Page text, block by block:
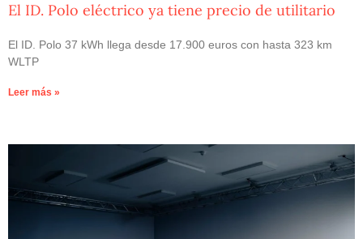
El ID. Polo eléctrico ya tiene precio de utilitario
El ID. Polo 37 kWh llega desde 17.900 euros con hasta 323 km
WLTP
Leer más »